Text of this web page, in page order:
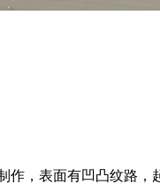
作，表面有凹凸纹路